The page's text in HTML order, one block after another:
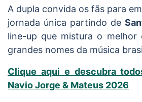
A dupla convida os fãs para
jornada única partindo de
line-up que mistura o melhor
grandes nomes da música
Clique aqui e descubra
Navio Jorge & Mateus 2026